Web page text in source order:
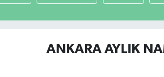
ANKARA AYLIK